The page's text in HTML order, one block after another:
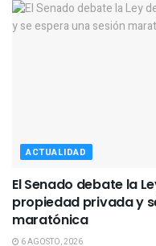
ACTUALIDAD
El Senado debate la
propiedad privada y
maratónica
6 AGOSTO, 2026